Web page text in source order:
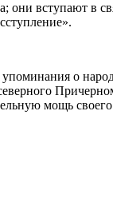
они вступают в
о
мощь